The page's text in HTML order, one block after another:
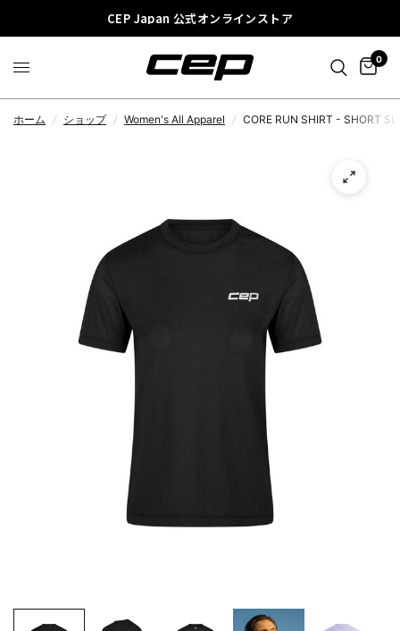
CEP Japan 公式オンラインストア
0
ホーム / ショップ / Women's All Apparel / CORE RUN SHIRT - SHORT